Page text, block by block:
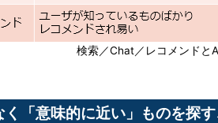
検索／Chat／レコメンドと
く「意味的に近い」ものを探